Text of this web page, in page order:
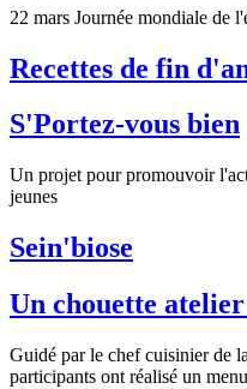
22 mars Journée mondiale de
Recettes de fin
S'Portez-vous bien
Un projet pour promouvoir
jeunes
Sein'biose
Un chouette
Guidé par le chef cuisinier de
participants ont réalisé un